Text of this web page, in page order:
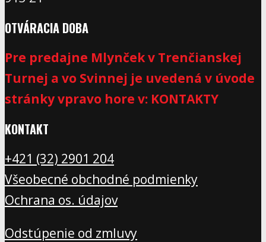
OTVÁRACIA DOBA
Pre predajne Mlynček v Trenčianskej
Turnej a vo Svinnej je uvedená v úvode
stránky vpravo hore v: KONTAKTY
KONTAKT
+421 (32) 2901 204
Všeobecné obchodné podmienky
Ochrana os. údajov
Odstúpenie od zmluvy